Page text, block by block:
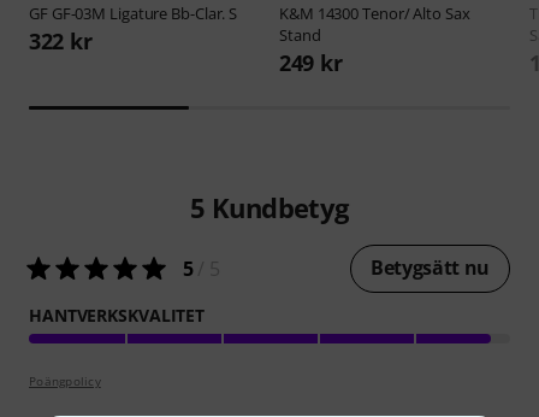
GF GF-03M Ligature Bb-Clar. S
322 kr
K&M 14300 Tenor/ Alto Sax
Stand
249 kr
5 Kundbetyg
5/ 5 Betygsätt nu
HANTVERKSKVALITET
Poängpolicy